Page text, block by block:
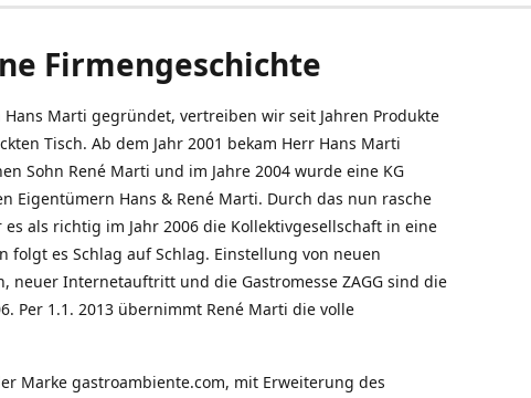
Firmengeschichte
Marti gegründet, vertreiben wir seit Jahren Produkte
Tisch. Ab dem Jahr 2001 bekam Herr Hans Marti
Sohn René Marti und im Jahre 2004 wurde eine KG
Eigentümern Hans & René Marti. Durch das nun rasche
als richtig im Jahr 2006 die Kollektivgesellschaft in eine
folgt es Schlag auf Schlag. Einstellung von neuen
neuer Internetauftritt und die Gastromesse ZAGG sind die
Per 1.1. 2013 übernimmt René Marti die volle
Marke gastroambiente.com, mit Erweiterung des